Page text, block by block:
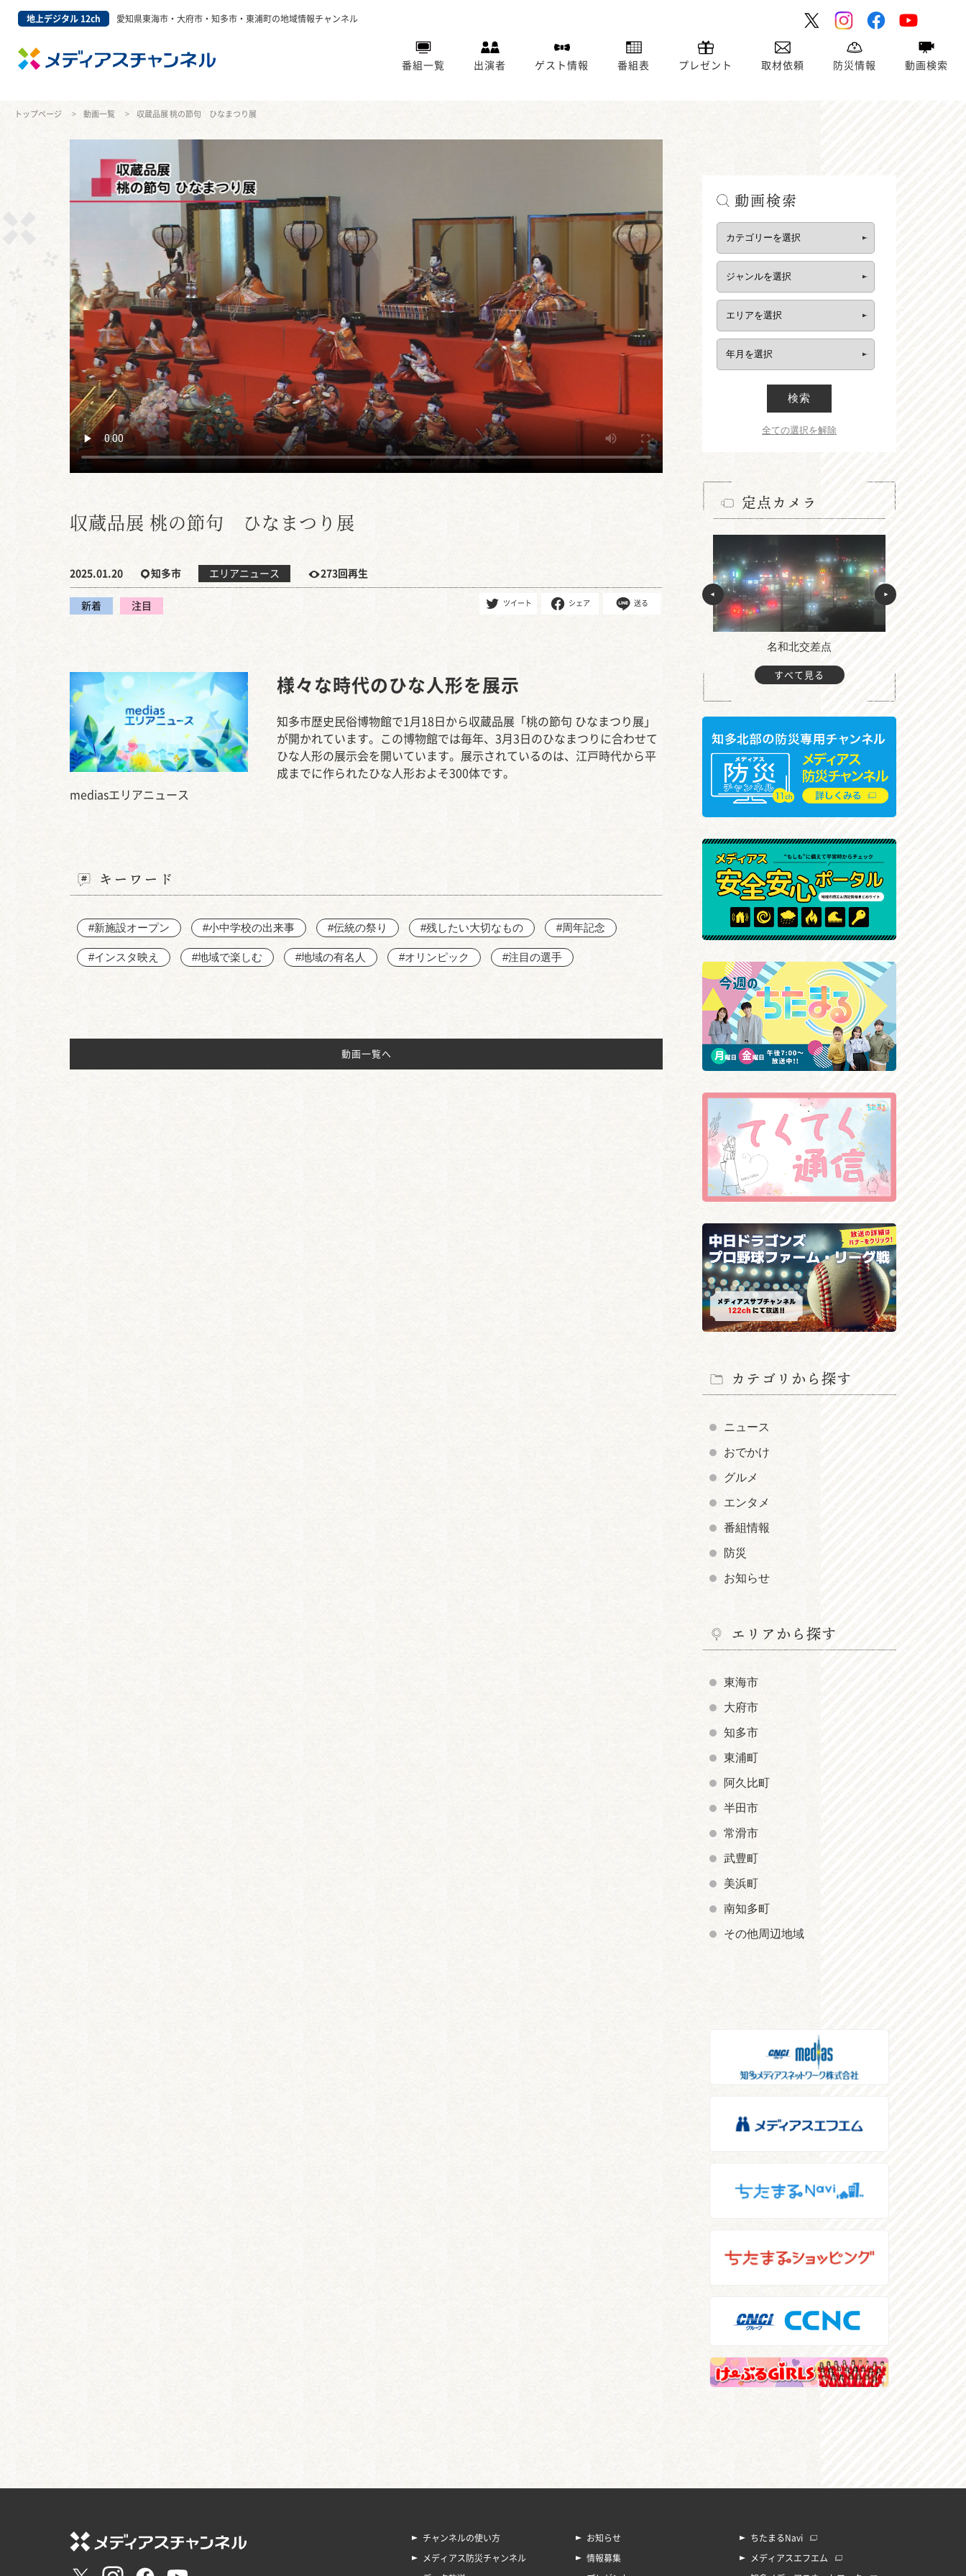
地上デジタル 12ch 愛知県東海市・大府市・知多市・東浦町の地域情報チャンネル
番組一覧 出演者 ゲスト情報 番組表 プレゼント 取材依頼 防災情報 動画検索
トップページ 動画一覧 収蔵品展 桃の節句 ひなまつり展
収蔵品展 桃の節句 ひなまつり展
2025.01.20 知多市 エリアニュース 273回再生
新着 注目 ツイート シェア 送る
mediasエリアニュース
様々な時代のひな人形を展示
知多市歴史民俗博物館で1月18日から収蔵品展「桃の節句 ひなまつり展」
が開かれています。この博物館では毎年、3月3日のひなまつりに合わせて
ひな人形の展示会を開いています。展示されているのは、江戸時代から平
成までに作られたひな人形およそ300体です。
キーワード
#新施設オープン #小中学校の出来事 #伝統の祭り #残したい大切なもの #周年記念
#インスタ映え #地域で楽しむ #地域の有名人 #オリンピック #注目の選手
動画一覧へ
動画検索
検索
全ての選択を解除
定点カメラ
名和北交差点
すべて見る
カテゴリから探す
ニュース
おでかけ
グルメ
エンタメ
番組情報
防災
お知らせ
エリアから探す
東海市
大府市
知多市
東浦町
阿久比町
半田市
常滑市
武豊町
美浜町
南知多町
その他周辺地域
チャンネルの使い方
メディアス防災チャンネル
お知らせ
情報募集
ちたまるNavi
メディアスエフエム